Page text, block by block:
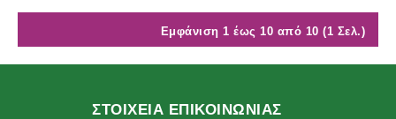
Εμφάνιση 1 έως 10 από 10 (1 Σελ.)
ΣΤΟΙΧΕΙΑ ΕΠΙΚΟΙΝΩΝΙΑΣ